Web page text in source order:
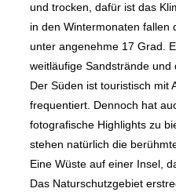
und trocken, dafür ist das
in den Wintermonaten fallen
unter angenehme 17 Grad.
weitläufige Sandstrände und
Der Süden ist touristisch mit
frequentiert. Dennoch hat
fotografische Highlights zu
stehen natürlich die
Eine Wüste auf einer Insel,
Das Naturschutzgebiet